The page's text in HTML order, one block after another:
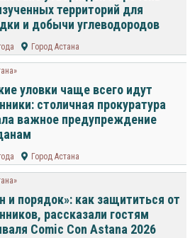
территорий для
и добычи углеводородов
Город Астана
уловки чаще всего идут
столичная прокуратура
важное предупреждение
Город Астана
и порядок»: как защититься от
рассказали гостям
Comic Con Astana 2026